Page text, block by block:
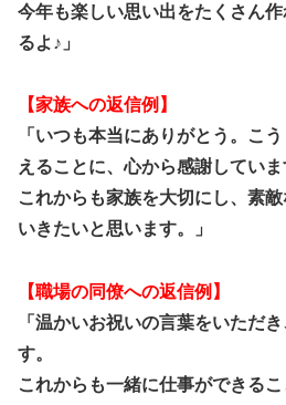
今年も楽しい思い出をたくさん
るよ♪」
【家族への返信例】
「いつも本当にありがとう。こ
えることに、心から感謝していま
これからも家族を大切にし、素
いきたいと思います。」
【職場の同僚への返信例】
「温かいお祝いの言葉をいただ
す。
これからも一緒に仕事ができる